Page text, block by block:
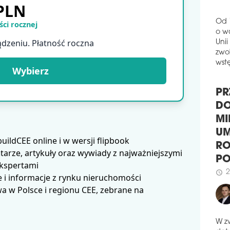
rocznej
Płatność roczna
Wybierz
online i w wersji flipbook
artykuły oraz wywiady z najważniejszymi
i informacje z rynku nieruchomości
w Polsce i regionu CEE, zebrane na
do
schedule
schedule
Od
o
schedule